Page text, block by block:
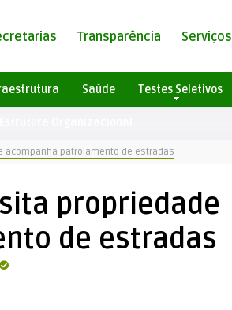
Transparência Serviços
Saúde Testes Seletivos
acompanha patrolamento de estradas
propriedade
de estradas